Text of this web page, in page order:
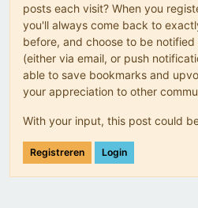
posts each visit? When you
you'll always come back to
before, and choose to be
(either via email, or push
able to save bookmarks and
your appreciation to other
With your input, this post could
Registreren Login